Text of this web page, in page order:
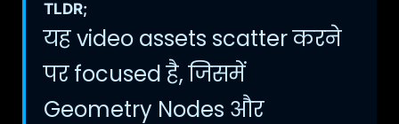
TLDR;
यह video assets scatter करने
पर focused है, जिसमें
Geometry Nodes और